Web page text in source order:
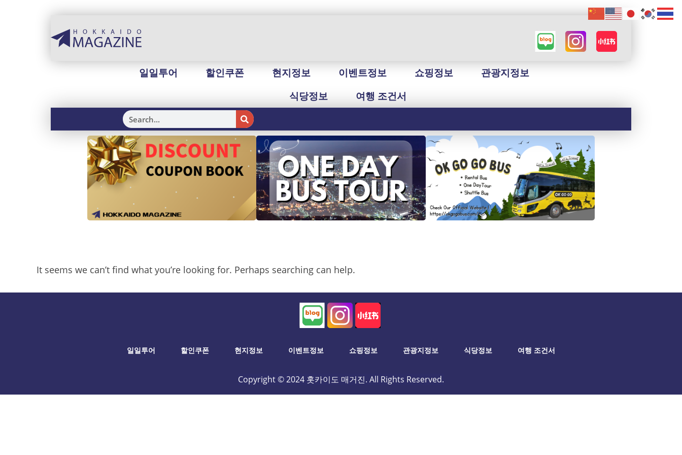
일일투어 할인쿠폰 현지정보 이벤트정보 쇼핑정보
관광지정보
식당정보
여행 조건서
It seems we can’t find what you’re looking for. Perhaps searching can help.
일일투어 할인쿠폰 현지정보 이벤트정보 쇼핑정보 관광지정보 식당정보 여행 조건서
Copyright © 2024 홋카이도 매거진. All Rights Reserved.